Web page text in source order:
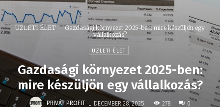
ÜZLETI ÉLET
Gazdasági környezet 2025-ben: mire készüljön egy
vállalkozás?
ÜZLETI ÉLET
Gazdasági környezet 2025-ben:
mire készüljön egy vállalkozás?
PRIVÁT PROFIT - DECEMBER 28, 2025 278 0